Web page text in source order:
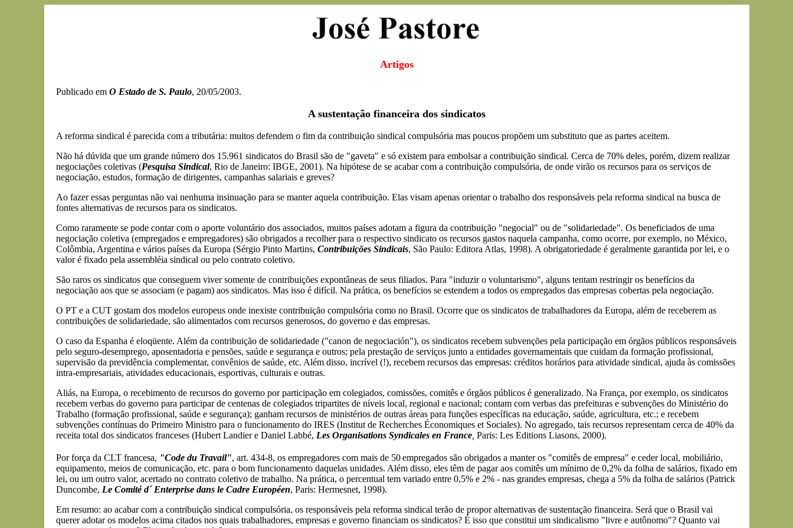
Artigos
Publicado em O Estado de S. Paulo, 20/05/2003.
A sustentação financeira dos sindicatos
A reforma sindical é parecida com a tributária: muitos defendem o fim da contribuição sindical compulsória mas poucos propõem um substituto que as partes aceitem.
Não há dúvida que um grande número dos 15.961 sindicatos do Brasil são de "gaveta" e só existem para embolsar a contribuição sindical. Cerca de 70% deles, porém, dizem realizar
negociações coletivas (Pesquisa Sindical, Rio de Janeiro: IBGE, 2001). Na hipótese de se acabar com a contribuição compulsória, de onde virão os recursos para os serviços de
negociação, estudos, formação de dirigentes, campanhas salariais e greves?
Ao fazer essas perguntas não vai nenhuma insinuação para se manter aquela contribuição. Elas visam apenas orientar o trabalho dos responsáveis pela reforma sindical na busca de
fontes alternativas de recursos para os sindicatos.
Como raramente se pode contar com o aporte voluntário dos associados, muitos países adotam a figura da contribuição "negocial" ou de "solidariedade". Os beneficiados de uma
negociação coletiva (empregados e empregadores) são obrigados a recolher para o respectivo sindicato os recursos gastos naquela campanha, como ocorre, por exemplo, no México,
Colômbia, Argentina e vários países da Europa (Sérgio Pinto Martins, Contribuições Sindicais, São Paulo: Editora Atlas, 1998). A obrigatoriedade é geralmente garantida por lei, e o
valor é fixado pela assembléia sindical ou pelo contrato coletivo.
São raros os sindicatos que conseguem viver somente de contribuições expontâneas de seus filiados. Para "induzir o voluntarismo", alguns tentam restringir os benefícios da
negociação aos que se associam (e pagam) aos sindicatos. Mas isso é difícil. Na prática, os benefícios se estendem a todos os empregados das empresas cobertas pela negociação.
O PT e a CUT gostam dos modelos europeus onde inexiste contribuição compulsória como no Brasil. Ocorre que os sindicatos de trabalhadores da Europa, além de receberem as
contribuições de solidariedade, são alimentados com recursos generosos, do governo e das empresas.
O caso da Espanha é eloqüente. Além da contribuição de solidariedade ("canon de negociación"), os sindicatos recebem subvenções pela participação em órgãos públicos responsáveis
pelo seguro-desemprego, aposentadoria e pensões, saúde e segurança e outros; pela prestação de serviços junto a entidades governamentais que cuidam da formação profissional,
supervisão da previdência complementar, convênios de saúde, etc. Além disso, incrível (!), recebem recursos das empresas: créditos horários para atividade sindical, ajuda às comissões
intra-empresariais, atividades educacionais, esportivas, culturais e outras.
Aliás, na Europa, o recebimento de recursos do governo por participação em colegiados, comissões, comitês e órgãos públicos é generalizado. Na França, por exemplo, os sindicatos
recebem verbas do governo para participar de centenas de colegiados tripartites de níveis local, regional e nacional; contam com verbas das prefeituras e subvenções do Ministério do
Trabalho (formação profissional, saúde e segurança); ganham recursos de ministérios de outras áreas para funções específicas na educação, saúde, agricultura, etc.; e recebem
subvenções contínuas do Primeiro Ministro para o funcionamento do IRES (Institut de Recherches Économiques et Sociales). No agregado, tais recursos representam cerca de 40% da
receita total dos sindicatos franceses (Hubert Landier e Daniel Labbé, Les Organisations Syndicales en France, Paris: Les Editions Liasons, 2000).
Por força da CLT francesa, "Code du Travail", art. 434-8, os empregadores com mais de 50 empregados são obrigados a manter os "comitês de empresa" e ceder local, mobiliário,
equipamento, meios de comunicação, etc. para o bom funcionamento daquelas unidades. Além disso, eles têm de pagar aos comitês um mínimo de 0,2% da folha de salários, fixado em
lei, ou um outro valor, acertado no contrato coletivo de trabalho. Na prática, o percentual tem variado entre 0,5% e 2% - nas grandes empresas, chega a 5% da folha de salários (Patrick
Duncombe, Le Comité d´ Enterprise dans le Cadre Européen, Paris: Hermesnet, 1998).
Em resumo: ao acabar com a contribuição sindical compulsória, os responsáveis pela reforma sindical terão de propor alternativas de sustentação financeira. Será que o Brasil vai
querer adotar os modelos acima citados nos quais trabalhadores, empresas e governo financiam os sindicatos? É isso que constitui um sindicalismo "livre e autônomo"? Quanto vai